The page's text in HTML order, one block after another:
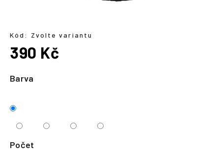
Barva
Počet
Kód: Zvolte variantu
390 Kč
cena:
í
t
?